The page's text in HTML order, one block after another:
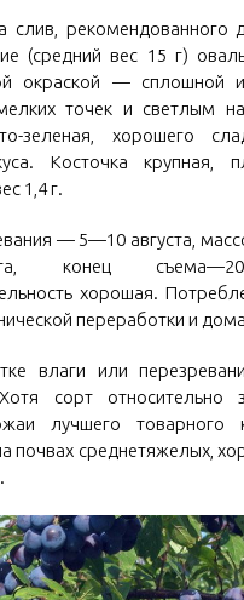
слив, рекомендованного
(средний вес 15 г)
окраской — сплошной
точек и светлым
зеленая, хорошего
Косточка крупная,
1,4 г.
— 5—10 августа,
конец
хорошая.
переработки и
влаги или
сорт относительно
лучшего товарного
почвах среднетяжелых,